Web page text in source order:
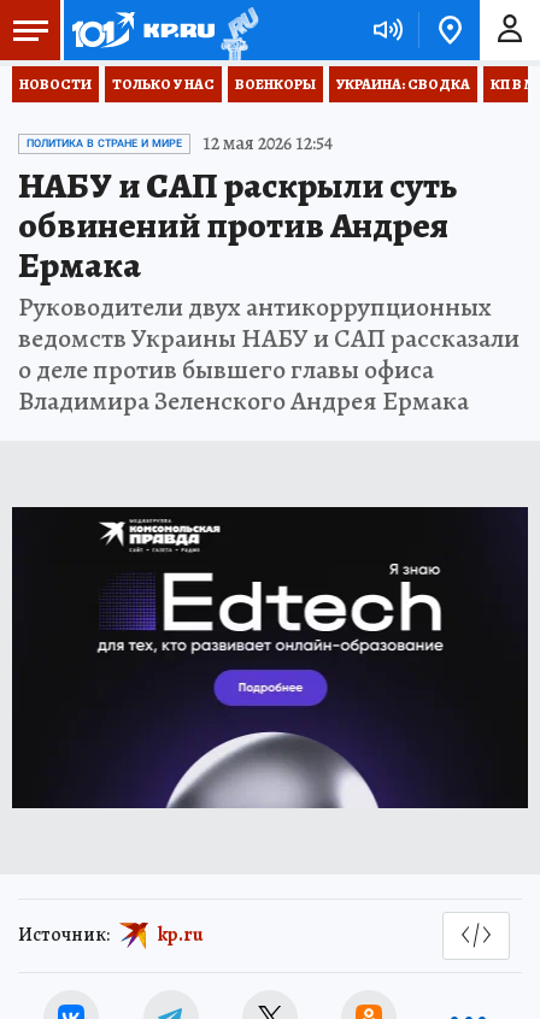
НОВОСТИ ТОЛЬКО У НАС ВОЕНКОРЫ УКРАИНА: СВОДКА КП В
ПОЛИТИКА В СТРАНЕ И МИРЕ 12 мая 2026 12:54
НАБУ и САП раскрыли суть
обвинений против Андрея
Ермака
Руководители двух антикоррупционных
ведомств Украины НАБУ и САП рассказали
о деле против бывшего главы офиса
Владимира Зеленского Андрея Ермака
Источник: kp.ru